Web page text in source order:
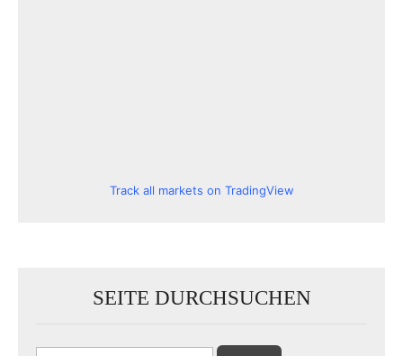
Track all markets on TradingView
SEITE DURCHSUCHEN